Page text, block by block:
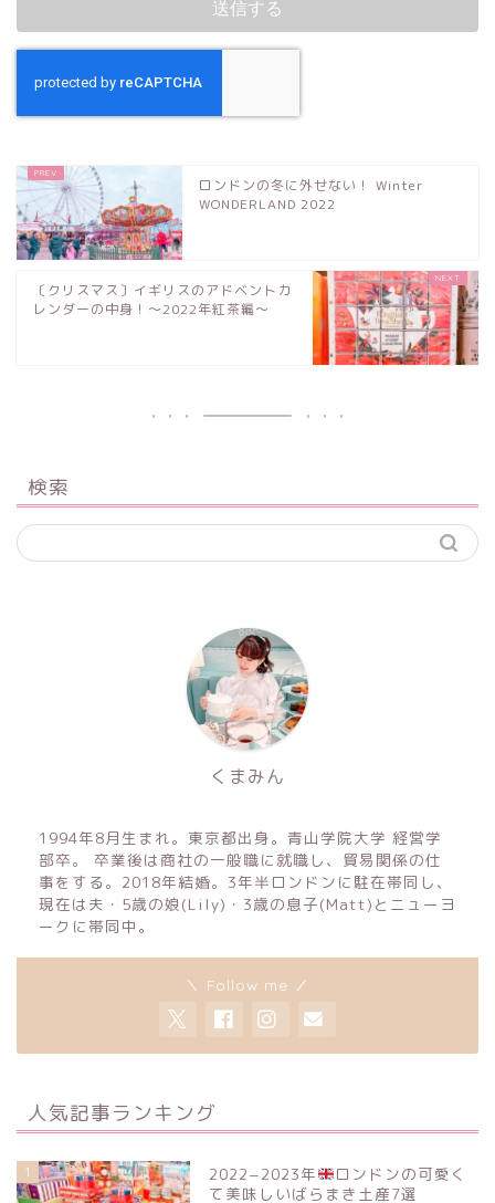
ロンドンの冬に外せない！ Winter
WONDERLAND 2022
〔クリスマス〕イギリスのアドベントカ
レンダーの中身！〜2022年紅茶編〜
検索
くまみん
1994年8月生まれ。東京都出身。青山学院大学 経営学
部卒。 卒業後は商社の一般職に就職し、貿易関係の仕
事をする。2018年結婚。3年半ロンドンに駐在帯同し、
現在は夫・5歳の娘(Lily)・3歳の息子(Matt)とニューヨ
ークに帯同中。
＼ Follow me ／
人気記事ランキング
1 2022−2023年
ロンドンの可愛く
て美味しいばらまき土産7選